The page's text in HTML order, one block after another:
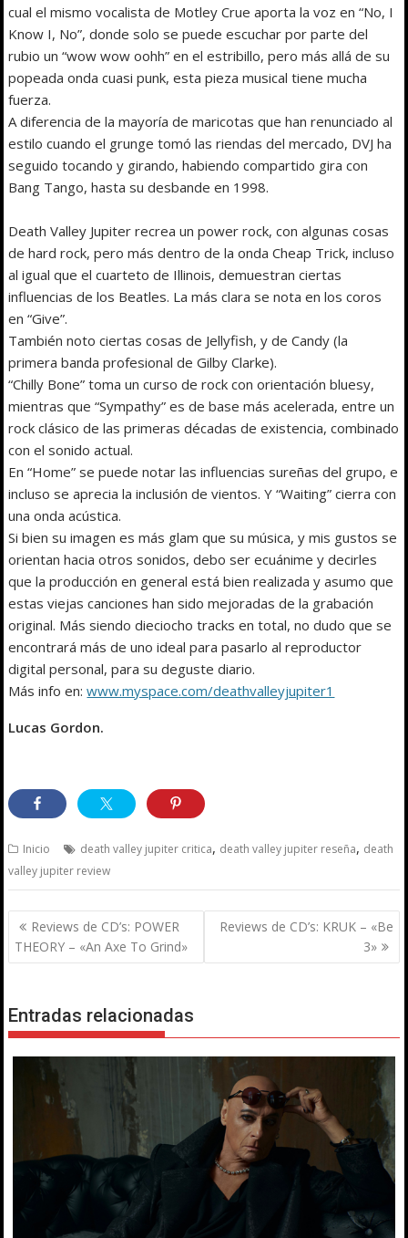
cual el mismo vocalista de Motley Crue aporta la voz en “No, I
Know I, No”, donde solo se puede escuchar por parte del
rubio un “wow wow oohh” en el estribillo, pero más allá de su
popeada onda cuasi punk, esta pieza musical tiene mucha
fuerza.
A diferencia de la mayoría de maricotas que han renunciado al
estilo cuando el grunge tomó las riendas del mercado, DVJ ha
seguido tocando y girando, habiendo compartido gira con
Bang Tango, hasta su desbande en 1998.
Death Valley Jupiter recrea un power rock, con algunas cosas
de hard rock, pero más dentro de la onda Cheap Trick, incluso
al igual que el cuarteto de Illinois, demuestran ciertas
influencias de los Beatles. La más clara se nota en los coros
en “Give”.
También noto ciertas cosas de Jellyfish, y de Candy (la
primera banda profesional de Gilby Clarke).
“Chilly Bone” toma un curso de rock con orientación bluesy,
mientras que “Sympathy” es de base más acelerada, entre un
rock clásico de las primeras décadas de existencia, combinado
con el sonido actual.
En “Home” se puede notar las influencias sureñas del grupo, e
incluso se aprecia la inclusión de vientos. Y “Waiting” cierra con
una onda acústica.
Si bien su imagen es más glam que su música, y mis gustos se
orientan hacia otros sonidos, debo ser ecuánime y decirles
que la producción en general está bien realizada y asumo que
estas viejas canciones han sido mejoradas de la grabación
original. Más siendo dieciocho tracks en total, no dudo que se
encontrará más de uno ideal para pasarlo al reproductor
digital personal, para su deguste diario.
Más info en:www.myspace.com/deathvalleyjupiter1
Lucas Gordon.
Inicio death valley jupiter critica, death valley jupiter reseña, death
valley jupiter review
Navegación
de
entradas
Reviews de CD’s: POWER
THEORY – «An Axe To Grind»
Reviews de CD’s: KRUK – «Be
3»
Entradas relacionadas